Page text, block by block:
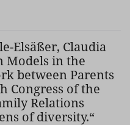
Elsäßer, Claudia
Models in the
between Parents
Congress of the
Relations
of diversity.“